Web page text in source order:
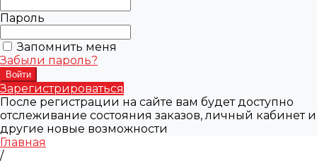
Пароль
Запомнить меня
Забыли пароль?
Зарегистрироваться
После регистрации на сайте вам будет доступно
отслеживание состояния заказов, личный кабинет и
другие новые возможности
Главная
/